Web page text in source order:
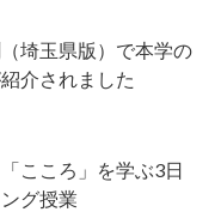
（埼玉県版）で本学の
介されました
こころ」を学ぶ3日
グ授業